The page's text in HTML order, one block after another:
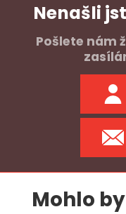
Nenašli
Pošlete nám
Mohlo